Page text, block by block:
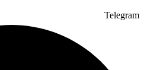
Telegram